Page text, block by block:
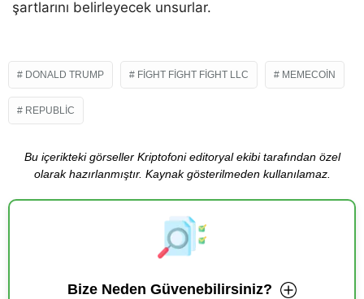
şartlarını belirleyecek unsurlar.
DONALD TRUMP FIGHT FIGHT FIGHT LLC MEMECOIN
REPUBLIC
Bu içerikteki görseller Kriptofoni editoryal ekibi tarafından özel
olarak hazırlanmıştır. Kaynak gösterilmeden kullanılamaz.
Bize Neden Güvenebilirsiniz?